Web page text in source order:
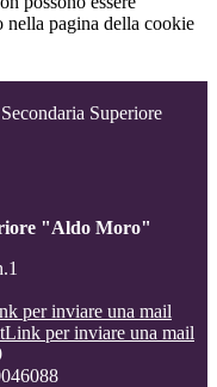
nella pagina della cookie
Superiore
"Aldo Moro"
per inviare una mail
Link per inviare una mail